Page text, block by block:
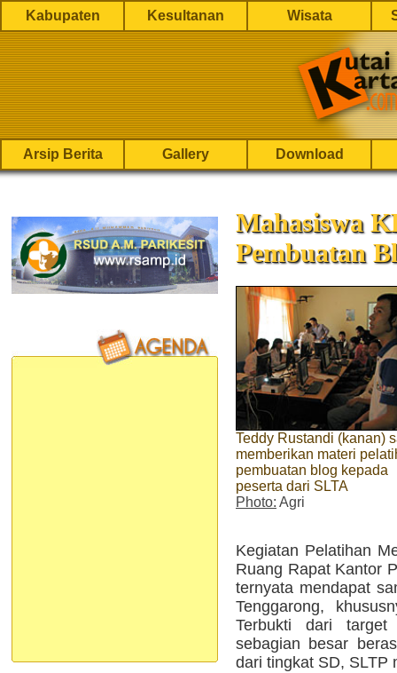
Kabupaten Kesultanan Wisata
Arsip Berita Gallery Download
Mahasiswa
Pembuatan
Teddy Rustandi (kanan)
memberikan materi
pembuatan blog kepada
peserta dari SLTA
Photo: Agri
Kegiatan Pelatihan
Ruang Rapat Kantor
ternyata mendapat
Tenggarong,
Terbukti dari
sebagian besar
dari tingkat SD, SLTP